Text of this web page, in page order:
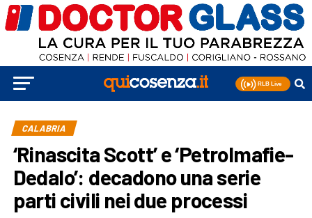
CALABRIA
‘Rinascita Scott’ e ‘Petrolmafie-
Dedalo’: decadono una serie
parti civili nei due processi